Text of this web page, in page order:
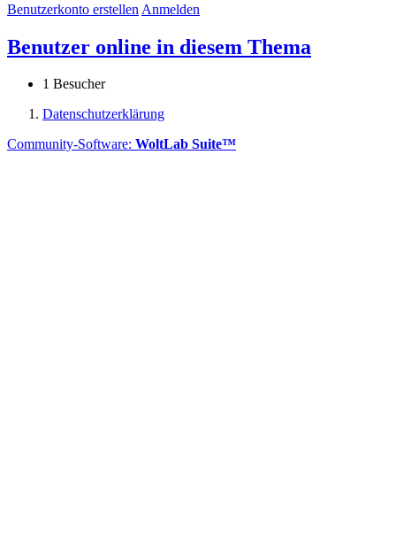
Benutzerkonto erstellen Anmelden
Benutzer online in diesem Thema
1 Besucher
Datenschutzerklärung
Community-Software: WoltLab Suite™